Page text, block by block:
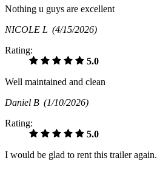
Nothing u guys are excellent
NICOLE L (4/15/2026)
Rating:
5.0
Well maintained and clean
Daniel B (1/10/2026)
Rating:
5.0
I would be glad to rent this trailer again.